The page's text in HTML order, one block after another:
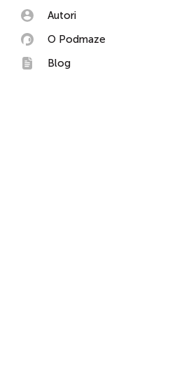
Autori
O Podmaze
Blog